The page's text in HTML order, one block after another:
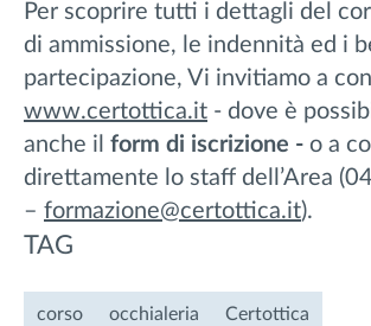
Per scoprire tutti i dettagli del
di ammissione, le indennità ed i
partecipazione, Vi invitiamo a
www.certottica.it - dove è
anche il form di iscrizione - o a
direttamente lo staff dell’Area
– formazione@certottica.it).
TAG
corso occhialeria Certottica